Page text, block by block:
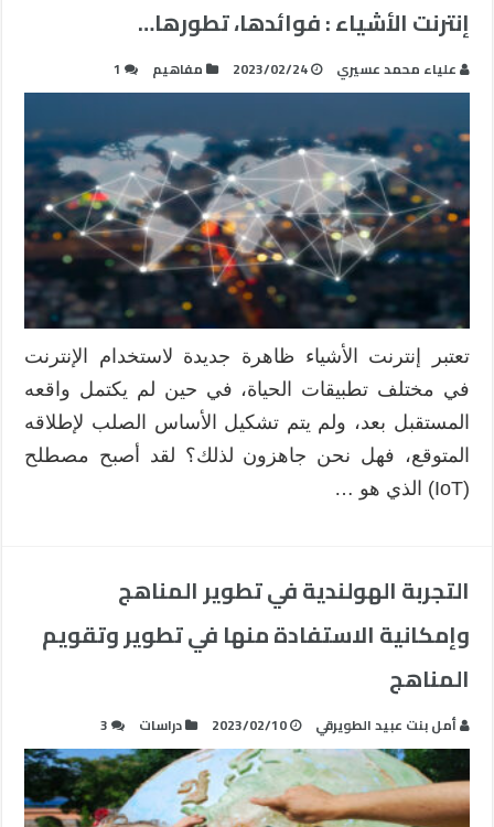
إنترنت الأشياء : فوائدها، تطورها…
علياء محمد عسيري 2023/02/24 مفاهيم 1
تعتبر إنترنت الأشياء ظاهرة جديدة لاستخدام الإنترنت
في مختلف تطبيقات الحياة، في حين لم يكتمل واقعه
المستقبل بعد، ولم يتم تشكيل الأساس الصلب لإطلاقه
المتوقع، فهل نحن جاهزون لذلك؟ لقد أصبح مصطلح
(IoT) الذي هو …
التجربة الهولندية في تطوير المناهج
وإمكانية الاستفادة منها في تطوير وتقويم
المناهج
أمل بنت عبيد الطويرقي 2023/02/10 دراسات 3